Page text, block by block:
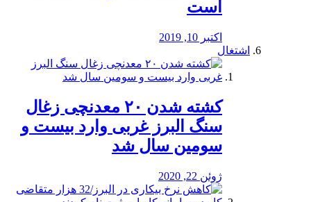
است
اکتبر 10, 2019
اشتغال
کشته شدن ۲۰ معدنچی زغال
سنگ البرز غربی وارد بیست و
سومین سال شد
ژوئن 22, 2020